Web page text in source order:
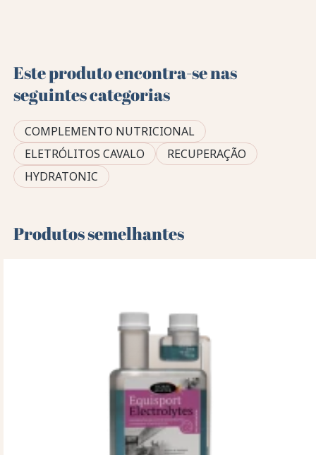
Este produto encontra-se nas
seguintes categorias
COMPLEMENTO NUTRICIONAL
ELETRÓLITOS CAVALO
RECUPERAÇÃO
HYDRATONIC
Produtos semelhantes